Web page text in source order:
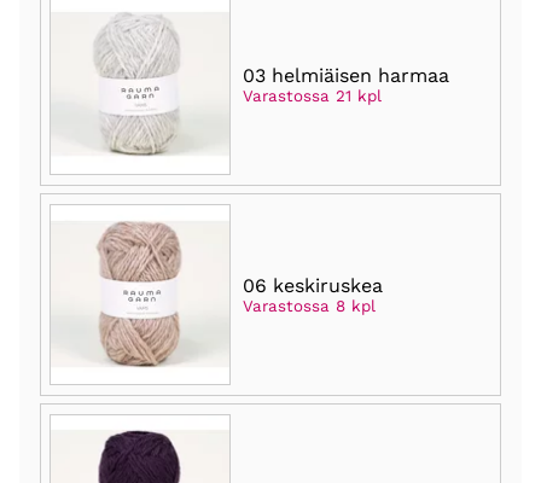
03 helmiäisen harmaa
Varastossa 21 kpl
06 keskiruskea
Varastossa 8 kpl